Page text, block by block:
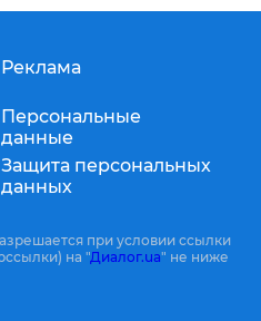
Реклама
Персональные
данные
Защита персональных
данных
при условии ссылки
на "Диалог.ua" не ниже